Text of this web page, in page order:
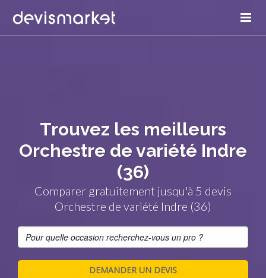
Trouvez les meilleurs
Orchestre de variété Indre
(36)
Comparer gratuitement jusqu'à 5 devis
Orchestre de variété Indre (36)